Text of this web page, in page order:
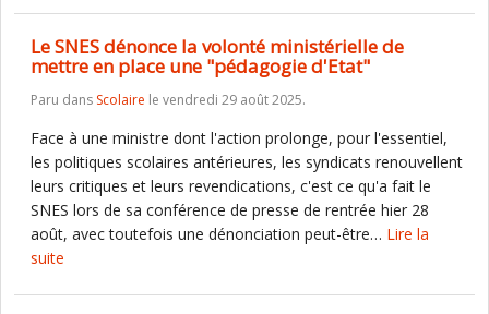
Le SNES dénonce la volonté ministérielle de
mettre en place une "pédagogie d'Etat"
Paru dans Scolaire le vendredi 29 août 2025.
Face à une ministre dont l'action prolonge, pour l'essentiel,
les politiques scolaires antérieures, les syndicats renouvellent
leurs critiques et leurs revendications, c'est ce qu'a fait le
SNES lors de sa conférence de presse de rentrée hier 28
août, avec toutefois une dénonciation peut-être… Lire la
suite